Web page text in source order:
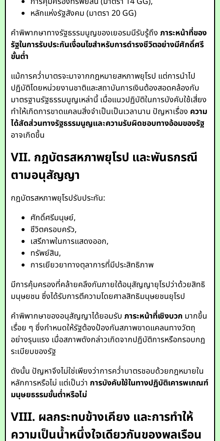
หลักแห่งรัฐสังคม (มาตรา 20 GG)
คำพิพากษาทางรัฐธรรมนูญของเยอรมนีรับรู้ถึงภาระหน้าที่ของ
รัฐในการรับประกันเงื่อนไขสำหรับการดำรงชีวิตอย่างมีศักดิ์ศรี
ขั้นต่ำ
แม้การคว่ำบาตรจะมาจากกฎหมายสหภาพยุโรป แต่การนำไป
ปฏิบัติโดยหน่วยงานชาติและสถาบันการเงินต้องสอดคล้องกับ
มาตรฐานรัฐธรรมนูญเหล่านี้ เมื่อแนวปฏิบัติในการบังคับใช้เสี่ยง
ทำให้เกิดการขาดแคลนสิ่งจำเป็นเป็นเวลานาน ปัญหาเรื่อง ความ
ได้สัดส่วนทางรัฐธรรมนูญและความรับผิดชอบทางอ้อมของรัฐ
อาจเกิดขึ้น
VII. กฎบัตรสหภาพยุโรป และพันธกรณี
ตามอนุสัญญา
กฎบัตรสหภาพยุโรปรับประกัน:
ศักดิ์ศรีมนุษย์,
ชีวิตครอบครัว,
เสรีภาพในการแสดงออก,
ทรัพย์สิน,
การเยียวยาทางตุลาการที่มีประสิทธิภาพ
มีการคุ้มครองที่คล้ายคลึงกันภายใต้อนุสัญญายุโรปว่าด้วยสิทธิ
มนุษยชน ซึ่งได้รับการตีความโดยศาลสิทธิมนุษยชนยุโรป
คำพิพากษาของอนุสัญญาได้ยอมรับภาระหน้าที่เชิงบวก มากขึ้น
เรื่อย ๆ ซึ่งกำหนดให้รัฐต้องป้องกันสภาพขาดแคลนทางวัตถุ
อย่างรุนแรง เมื่อสภาพดังกล่าวเกิดจากปฏิบัติการหรือกรอบกฎ
ระเบียบของรัฐ
ดังนั้น ปัญหาจึงไม่ใช่เพียงว่าการคว่ำบาตรชอบด้วยกฎหมายใน
หลักการหรือไม่ แต่เป็นว่า การบังคับใช้ในทางปฏิบัติเคารพเกณฑ์
มนุษยธรรมขั้นต่ำหรือไม่
VIII. ผลกระทบข้างเคียง และการทำให้
ความเป็นน้ำหนึ่งใจเดียวกันของพลเรือน